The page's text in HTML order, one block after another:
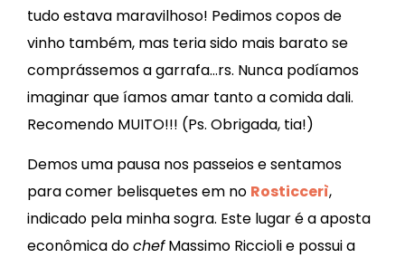
tudo estava maravilhoso! Pedimos copos de
vinho também, mas teria sido mais barato se
comprássemos a garrafa…rs. Nunca podíamos
imaginar que íamos amar tanto a comida dali.
Recomendo MUITO!!! (Ps. Obrigada, tia!)
Demos uma pausa nos passeios e sentamos
para comer belisquetes em no Rosticcerì,
indicado pela minha sogra. Este lugaré a aposta
econômica dochefMassimo Riccioli e possui a